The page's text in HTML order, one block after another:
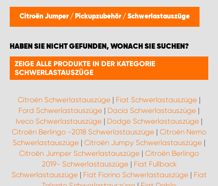
Citroën Jumper / Pickupzubehör / Schwerlastauszüge
HABEN SIE NICHT GEFUNDEN, WONACH SIE SUCHEN?
ZEIGE ALLE PRODUKTE IN DER KATEGORIE
SCHWERLASTAUSZÜGE
Citroën Schwerlastauszüge | Fiat Schwerlastauszüge |
Ford Schwerlastauszüge | Dacia Schwerlastauszüge |
Iveco Schwerlastauszüge | Dodge Schwerlastauszüge |
Citroën Berlingo -2018 Schwerlastauszüge | Citroën Nemo
Schwerlastauszüge | Citroën Jumpy Schwerlastauszüge |
Citroën Jumper Schwerlastauszüge | Citroën Berlingo
2019- Schwerlastauszüge| Fiat Fullback
Schwerlastauszüge| Fiat Fiorino Schwerlastauszüge| Fiat